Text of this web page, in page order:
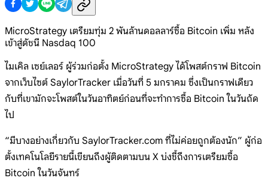
MicroStrategy เตรียมทุ่ม 2 พันล้านดอลลาร์ซื้อ Bitcoin เพิ่ม หลัง
เข้าสู่ดัชนี Nasdaq 100
ไมเคิล เซย์เลอร์ ผู้ร่วมก่อตั้ง MicroStrategy ได้โพสต์กราฟ Bitcoin
จากเว็บไซต์ SaylorTracker เมื่อวันที่ 5 มกราคม ซึ่งเป็นกราฟเดียว
กับที่เขามักจะโพสต์ในวันอาทิตย์ก่อนที่จะทำการซื้อ Bitcoin ในวันถัด
ไป
“มีบางอย่างเกี่ยวกับ SaylorTracker.com ที่ไม่ค่อยถูกต้องนัก” ผู้ก่อ
ตั้งเทคโนโลยีรายนี้เขียนถึงผู้ติดตามบน X บ่งชี้ถึงการเตรียมซื้อ
Bitcoin ในวันจันทร์